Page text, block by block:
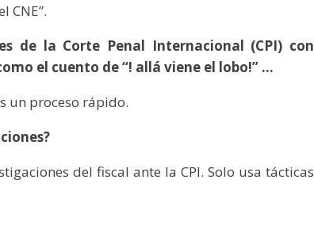
CNE”.
de la Corte Penal Internacional (CPI) con
el cuento de “! allá viene el lobo!” …
un proceso rápido.
del fiscal ante la CPI. Solo usa tácticas